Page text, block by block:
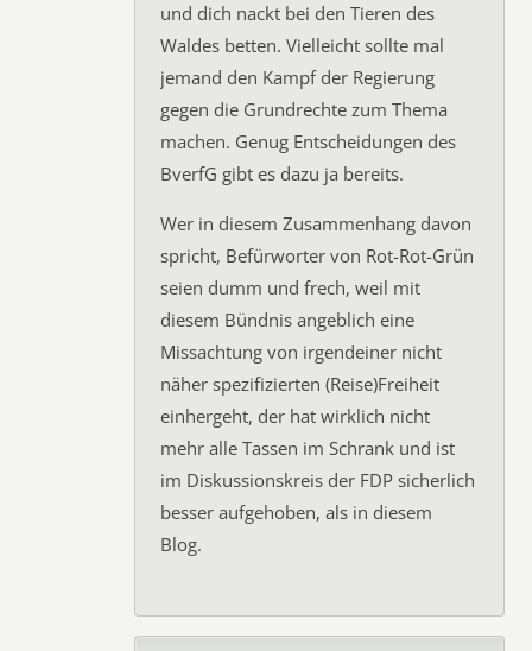
und dich nackt bei den Tieren des
Waldes betten. Vielleicht sollte mal
jemand den Kampf der Regierung
gegen die Grundrechte zum Thema
machen. Genug Entscheidungen des
BverfG gibt es dazu ja bereits.
Wer in diesem Zusammenhang davon
spricht, Befürworter von Rot-Rot-Grün
seien dumm und frech, weil mit
diesem Bündnis angeblich eine
Missachtung von irgendeiner nicht
näher spezifizierten (Reise)Freiheit
einhergeht, der hat wirklich nicht
mehr alle Tassen im Schrank und ist
im Diskussionskreis der FDP sicherlich
besser aufgehoben, als in diesem
Blog.